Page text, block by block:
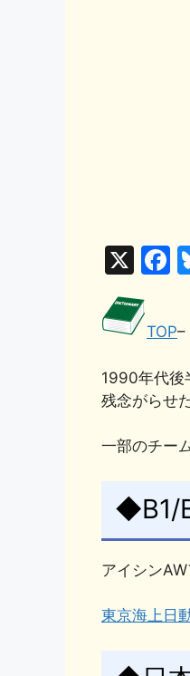
X
F
c
e
b
o
o
k
TOP–
1990年代後
残念がらせた
一部のチー
◆B1/
アイシン
東京海上日